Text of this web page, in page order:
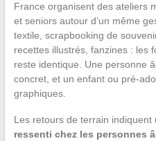
France organisent des ateliers
et seniors autour d’un même
textile, scrapbooking de
recettes illustrés, fanzines : les
reste identique. Une personne
concret, et un enfant ou pré-
graphiques.
Les retours de terrain indiquent
ressenti chez les personnes